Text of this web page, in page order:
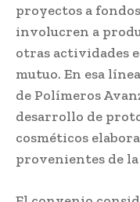
proyectos a
involucren a
otras actividades
mutuo. En esa
de Polímeros
desarrollo de
cosméticos
provenientes de